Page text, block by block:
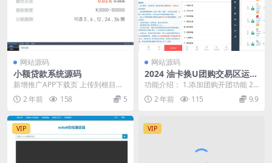
网站源码
小额贷款系统源码
新增推广APP下载页 上传到根目录
导入数据库 修改数据库链接 后台/a
dm...2 年前 158 5
网站源码
2024 油卡换U团购交易区运营
发卡源码
功能介绍： 1.添加团购开团功能 2.
添加交易区自由转卖功能 3.充值改
为U接口...
2 年前 115 9.9
VIP VIP